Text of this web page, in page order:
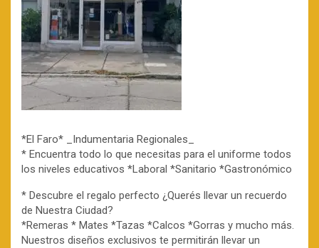
*El Faro* _Indumentaria Regionales_
* Encuentra todo lo que necesitas para el uniforme todos
los niveles educativos *Laboral *Sanitario *Gastronómico
* Descubre el regalo perfecto ¿Querés llevar un recuerdo
de Nuestra Ciudad?
*Remeras * Mates *Tazas *Calcos *Gorras y mucho más.
Nuestros diseños exclusivos te permitirán llevar un